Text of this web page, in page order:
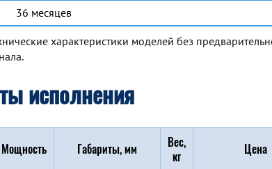
36 месяцев
характеристики моделей без
исполнения
Мощность Габариты, мм
Вес,
кг
Цена